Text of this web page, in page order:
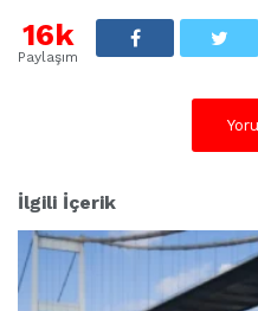
16k
Paylaşım
İlgili İçerik